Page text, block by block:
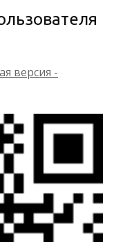
версия -